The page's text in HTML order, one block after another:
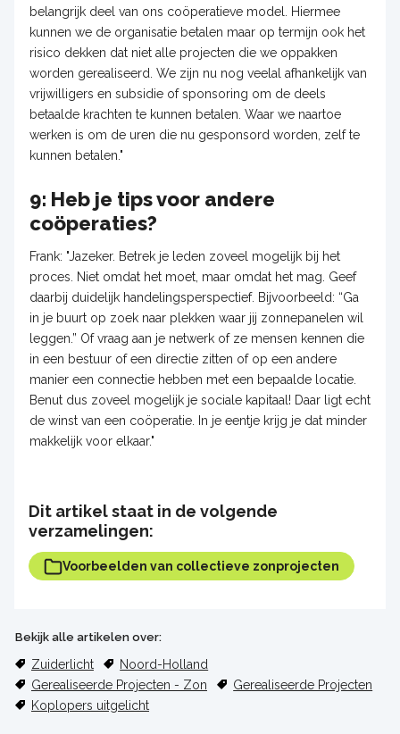
belangrijk deel van ons coöperatieve model. Hiermee
kunnen we de organisatie betalen maar op termijn ook het
risico dekken dat niet alle projecten die we oppakken
worden gerealiseerd. We zijn nu nog veelal afhankelijk van
vrijwilligers en subsidie of sponsoring om de deels
betaalde krachten te kunnen betalen. Waar we naartoe
werken is om de uren die nu gesponsord worden, zelf te
kunnen betalen."
9: Heb je tips voor andere
coöperaties?
Frank: "Jazeker. Betrek je leden zoveel mogelijk bij het
proces. Niet omdat het moet, maar omdat het mag. Geef
daarbij duidelijk handelingsperspectief. Bijvoorbeeld: “Ga
in je buurt op zoek naar plekken waar jij zonnepanelen wil
leggen.” Of vraag aan je netwerk of ze mensen kennen die
in een bestuur of een directie zitten of op een andere
manier een connectie hebben met een bepaalde locatie.
Benut dus zoveel mogelijk je sociale kapitaal! Daar ligt echt
de winst van een coöperatie. In je eentje krijg je dat minder
makkelijk voor elkaar."
Dit artikel staat in de volgende
verzamelingen:
Voorbeelden van collectieve zonprojecten
Bekijk alle artikelen over:
Zuiderlicht
Noord-Holland
Gerealiseerde Projecten - Zon
Gerealiseerde Projecten
Koplopers uitgelicht